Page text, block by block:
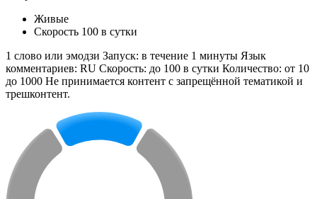
Живые
Скорость 100 в сутки
1 слово или эмодзи Запуск: в течение 1 минуты Язык
комментариев: RU Скорость: до 100 в сутки Количество: от 10
до 1000 Не принимается контент с запрещённой тематикой и
трешконтент.